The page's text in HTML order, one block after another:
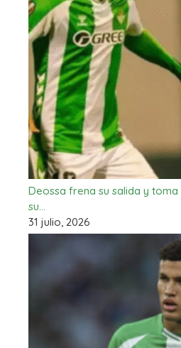
Deossa frena su salida y
su…
31 julio, 2026